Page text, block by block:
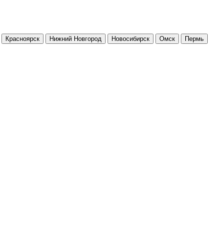
Красноярск Нижний Новгород Новосибирск Омск
Пермь